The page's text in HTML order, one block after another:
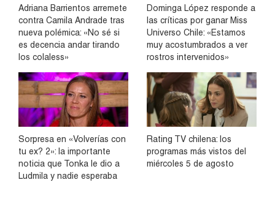
Adriana Barrientos arremete
contra Camila Andrade tras
nueva polémica: «No sé si
es decencia andar tirando
los colaless»
Dominga López responde a
las críticas por ganar Miss
Universo Chile: «Estamos
muy acostumbrados a ver
rostros intervenidos»
Sorpresa en «Volverías con
tu ex? 2»: la importante
noticia que Tonka le dio a
Ludmila y nadie esperaba
Rating TV chilena: los
programas más vistos del
miércoles 5 de agosto